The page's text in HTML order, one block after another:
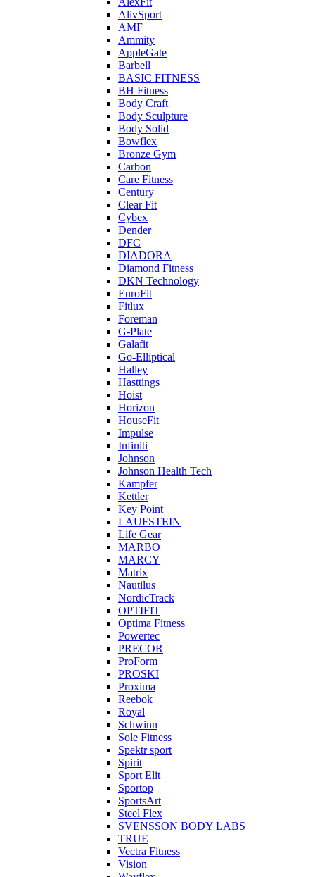
AlivSport
AMF
Ammity
AppleGate
Barbell
BASIC FITNESS
BH Fitness
Body Craft
Body Sculpture
Body Solid
Bowflex
Bronze Gym
Carbon
Care Fitness
Century
Clear Fit
Cybex
Dender
DFC
DIADORA
Diamond Fitness
DKN Technology
EuroFit
Fitlux
Foreman
G-Plate
Galafit
Go-Elliptical
Halley
Hasttings
Hoist
Horizon
HouseFit
Impulse
Infiniti
Johnson
Johnson Health Tech
Kampfer
Kettler
Key Point
LAUFSTEIN
Life Gear
MARBO
MARCY
Matrix
Nautilus
NordicTrack
OPTIFIT
Optima Fitness
Powertec
PRECOR
ProForm
PROSKI
Proxima
Reebok
Royal
Schwinn
Sole Fitness
Spektr sport
Spirit
Sport Elit
Sportop
SportsArt
Steel Flex
SVENSSON BODY LABS
TRUE
Vectra Fitness
Vision